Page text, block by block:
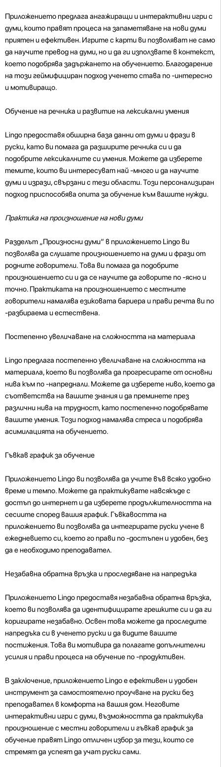
Приложението предлага ангажиращи и интерактивни игри с
думи, които правят процеса на запаметяване на нови думи
приятен и ефективен. Игрите с карти ви позволяват не само
да научите превод на думи, но и да ги използвате в контекст,
което подобрява задържането на обучението. Благодарение
на този геймифициран подход ученето става по -интересно
и мотивиращо.
Обучение на речника и развитие на лексикални умения
Lingo предоставя обширна база данни от думи и фрази в
руски, като ви помага да разширите речника си и да
подобрите лексикалните си умения. Можете да изберете
темите, които ви интересуват най -много и да научите
думи и изрази, свързани с тези области. Този персонализиран
подход приспособява опита за обучение към вашите нужди.
Практика на произношение на нови думи
Разделът „Произносни думи“ в приложението Lingo ви
позволява да слушате произношението на думи и фрази от
родните говорители. Това ви помага да подобрите
произношението си и да се научите да говорите по -ясно и
точно. Практиката на произношението с местните
говорители намалява езиковата бариера и прави речта ви по
-разбираема и естествена.
Постепенно увеличаване на сложността на материала
Lingo предлага постепенно увеличаване на сложността на
материала, което ви позволява да прогресирате от основни
нива към по -напреднали. Можете да изберете ниво, което да
съответства на вашите знания и да преминете през
различни нива на трудност, като постепенно подобрявате
вашите умения. Този подход намалява стреса и подобрява
асимилацията на обучението.
Гъвкав график за обучение
Приложението Lingo ви позволява да учите във всяко удобно
време и темпо. Можете да практикувате навсякъде с
достъп до интернет и да изберете продължителността на
сесиите според вашия график. Гъвкавостта на
приложението ви позволява да интегрирате руски учене в
ежедневието си, което го прави по -достъпен и удобен, без
да е необходимо преподавател.
Незабавна обратна връзка и проследяване на напредъка
Приложението Lingo предоставя незабавна обратна връзка,
което ви позволява да идентифицирате грешките си и да ги
коригирате незабавно. Освен това можете да проследите
напредъка си в ученето руски и да видите вашите
постижения. Това ви мотивира да полагате допълнителни
усилия и прави процеса на обучение по -продуктивен.
В заключение, приложението Lingo е ефективен и удобен
инструмент за самостоятелно проучване на руски без
преподавател в комфорта на вашия дом. Неговите
интерактивни игри с думи, възможността да практикува
произношение с местни говорители и гъвкав график за
обучение правят Lingo отличен избор за тези, които се
стремят да успеят да учат руски сами.